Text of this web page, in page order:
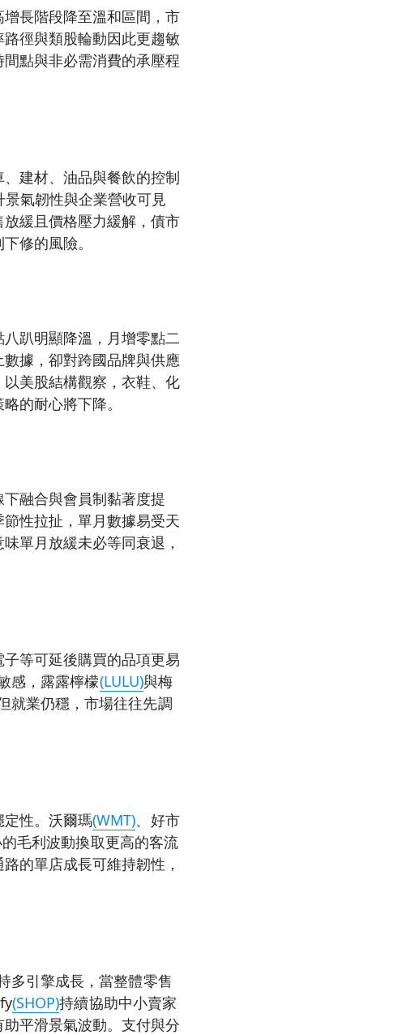
長階段降至溫和區間，市
徑與類股輪動因此更趨敏
點與非必需消費的承壓程
建材、油品與餐飲的控制
氣韌性與企業營收可見
緩且價格壓力緩解，債市
修的風險。
趴明顯降溫，月增零點二
據，卻對跨國品牌與供應
美股結構觀察，衣鞋、化
的耐心將下降。
融合與會員制黏著度提
性拉扯，單月數據易受天
單月放緩未必等同衰退，
等可延後購買的品項更易
感，露露檸檬(LULU)與梅
就業仍穩，市場往往先調
性。沃爾瑪(WMT)、好市
毛利波動換取更高的客流
的單店成長可維持韌性，
多引擎成長，當整體零售
(SHOP)持續協助中小賣家
平滑景氣波動。支付與分